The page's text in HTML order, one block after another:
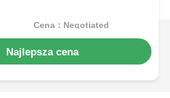
Cena：Negotiated
Najlepsza cena